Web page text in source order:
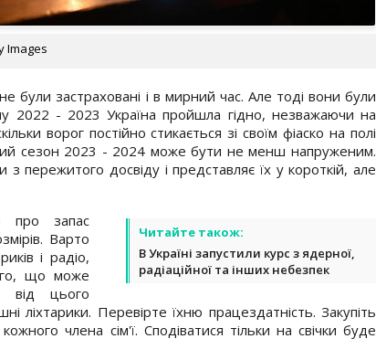
Images
були застраховані і в мирний час. Але тоді вони були
2022 - 2023 Україна пройшла гідно, незважаючи на
ворог постійно стикається зі своїм фіаско на полі
сезон 2023 - 2024 може бути не менш напруженим.
пережитого досвіду і представляє їх у короткій, але
Читайте також:
В Україні запустили курс з ядерної,
радіаційної та інших небезпек
про запас
Варто
і радіо,
що може
від цього
ліхтарики. Перевірте їхню працездатність. Закупіть
члена сім'ї. Сподіватися тільки на свічки буде